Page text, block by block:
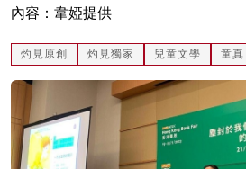
內容：韋婭提供
灼見原創 灼見獨家 兒童文學 童真